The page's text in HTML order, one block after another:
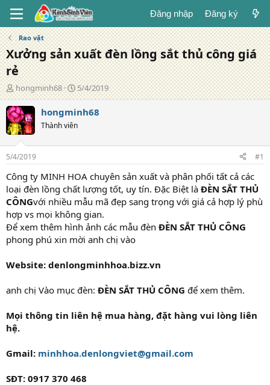
Đăng nhập Đăng ký
Rao vặt
Xưởng sản xuất đèn lồng sắt thủ công giá
rẻ
T
á
c
g
i
ả
hongminh68
N
g
à
đ
g
5/4/2019
hongminh68
Thành viên
5/4/2019 #1
Công ty MINH HOA chuyên sản xuất và phân phối tất cả các
loại đèn lồng chất lượng tốt, uy tín. Đặc Biệt là ĐÈN SẮT THỦ
CÔNGvới nhiều mẫu mã đẹp sang trọng với giá cả hợp lý phù
hợp vs mọi không gian.
Để xem thêm hình ảnh các mẫu đèn ĐÈN SẮT THỦ CÔNG
phong phú xin mời anh chị vào
Website: denlongminhhoa.bizz.vn
anh chị Vào mục đèn: ĐÈN SẮT THỦ CÔNG để xem thêm.
Mọi thông tin liên hệ mua hàng, đặt hàng vui lòng liên
hệ.
Gmail: minhhoa.denlongviet@gmail.com
SĐT: 0917 370 468